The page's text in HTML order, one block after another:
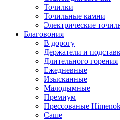
Точилки
Точильные камни
Электрические
Благовония
В дорогу
Держатели и
Длительного горения
Ежедневные
Изысканные
Малодымные
Премиум
Прессованые
Саше